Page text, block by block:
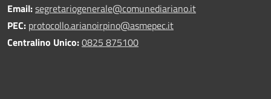
Email:segretariogenerale@comunediariano.it
PEC: protocollo.arianoirpino@asmepec.it
Centralino Unico:0825 875100